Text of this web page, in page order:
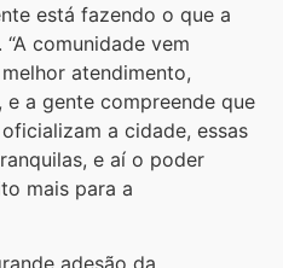
está fazendo o que a
comunidade vem
atendimento,
a gente compreende que
a cidade, essas
e aí o poder
mais para a